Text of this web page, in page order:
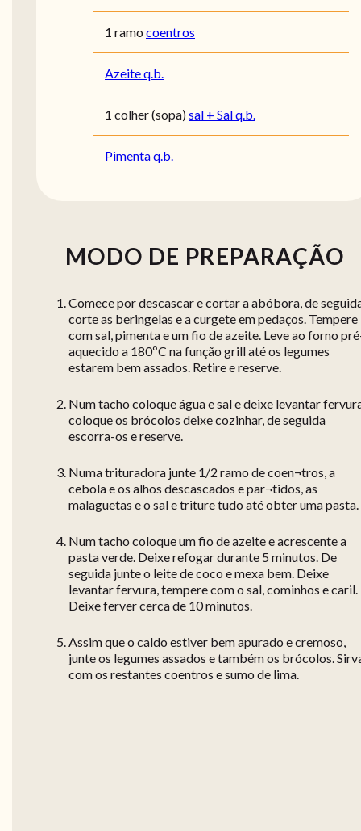
1 ramo coentros
Azeite q.b.
1 colher (sopa)sal + Sal q.b.
Pimenta q.b.
MODO DE PREPARAÇÃO
Comece por descascar e cortar a abóbora, de
corte as beringelas e a curgete em pedaços. Tempere
com sal, pimenta e um fio de azeite. Leve ao forno
aquecido a 180ºC na função grill até os legumes
estarem bem assados. Retire e reserve.
Num tacho coloque água e sal e deixe levantar
coloque os brócolos deixe cozinhar, de seguida
escorra-os e reserve.
Numa trituradora junte 1/2 ramo de coen¬tros, a
cebola e os alhos descascados e par¬tidos, as
malaguetas e o sal e triture tudo até obter uma pasta.
Num tacho coloque um fio de azeite e acrescente a
pasta verde. Deixe refogar durante 5 minutos. De
seguida junte o leite de coco e mexa bem. Deixe
levantar fervura, tempere com o sal, cominhos e caril.
Deixe ferver cerca de 10 minutos.
Assim que o caldo estiver bem apurado e cremoso,
junte os legumes assados e também os brócolos.
com os restantes coentros e sumo de lima.